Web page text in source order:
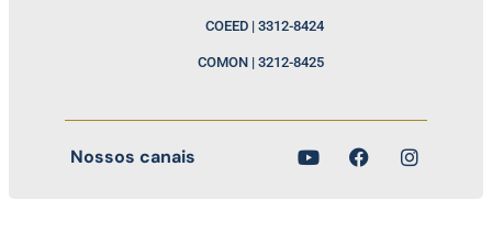
COEED | 3312-8424
COMON | 3212-8425
Nossos canais